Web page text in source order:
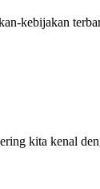
kebijakan
kita kenal